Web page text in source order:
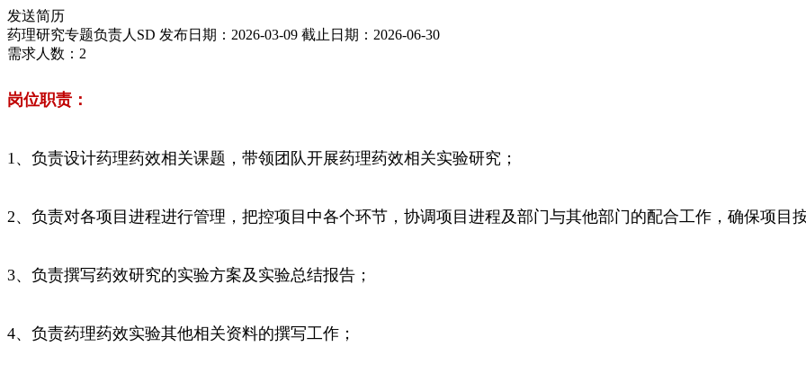
发送简历
药理研究专题负责人SD 发布日期：2026-03-09 截止日期：2026-06-30
需求人数：2
岗位职责：
1、负责设计药理药效相关课题，带领团队开展药理药效相关实验研究；
2、负责对各项目进程进行管理，把控项目中各个环节，协调项目进程及部门与其他部门的配合工作，确保项目
3、负责撰写药效研究的实验方案及实验总结报告；
4、负责药理药效实验其他相关资料的撰写工作；